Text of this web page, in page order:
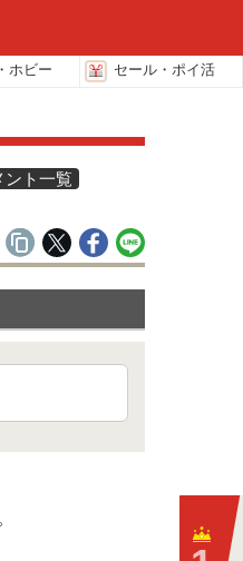
ホビー セール・ポイ活
ント一覧